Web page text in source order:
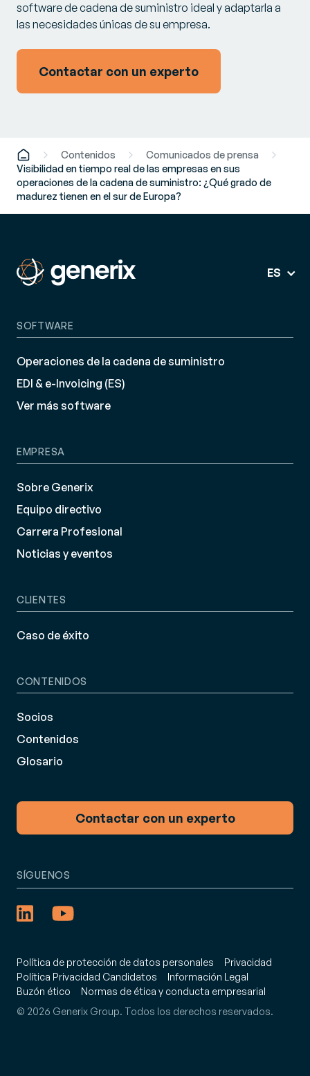
software de cadena de suministro ideal y adaptarla a
las necesidades únicas de su empresa.
Contactar con un experto
Contenidos
Comunicados de prensa
Visibilidad en tiempo real de las empresas en sus
operaciones de la cadena de suministro: ¿Qué grado de
madurez tienen en el sur de Europa?
ES
SOFTWARE
Operaciones de la cadena de suministro
EDI & e-Invoicing (ES)
Ver más software
EMPRESA
Sobre Generix
Equipo directivo
Carrera Profesional
Noticias y eventos
CLIENTES
Caso de éxito
CONTENIDOS
Socios
Contenidos
Glosario
Contactar con un experto
Política de protección de datos personales
Privacidad
Política Privacidad Candidatos
Información Legal
Buzón ético
Normas de ética y conducta empresarial
© 2026 Generix Group. Todos los derechos reservados.
SÍGUENOS